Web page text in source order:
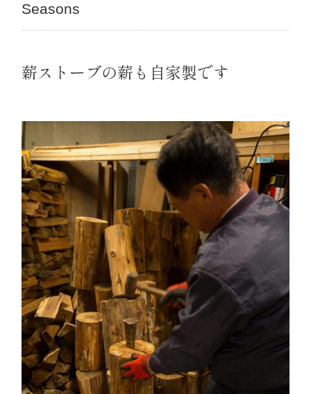
Seasons
薪ストーブの薪も自家製です